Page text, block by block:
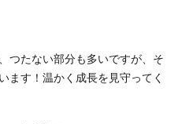
つたない部分も多いですが、そ
ます！温かく成長を見守ってく